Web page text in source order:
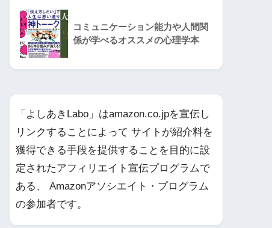
コミュニケーション能力や人間関
係が学べるオススメの心理学本
「よしあきLabo」はamazon.co.jpを宣伝し
リンクすることによって サイトが紹介料を
獲得できる手段を提供することを目的に設
定されたアフィリエイト宣伝プログラムで
ある、 Amazonアソシエイト・プログラム
の参加者です。